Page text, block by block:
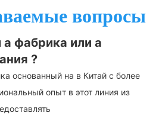
вопросы
фабрика или a
?
основанный на в Китай с более
опыт в этот линия из